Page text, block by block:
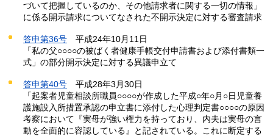
づいて把握しているのか、その他請求者に関する一切の情報」
に係る開示請求についてなされた不開示決定に対する審査請求
答申第36号 平成24年10月11日
「私の父○○○○の被ばく者健康手帳交付申請書および添付書類一
式」の部分開示決定に対する異議申立て
答申第40号 平成28年3月30日
「起案者児童相談所職員○○○○が作成した平成○年○月○日児童養
護施設入所措置承認の申立書に添付した心理判定書○○○○の原因
考察において『実母が強い権力を持っており、内夫は実母の言
動を全面的に容認している』と記されている。これに断定する